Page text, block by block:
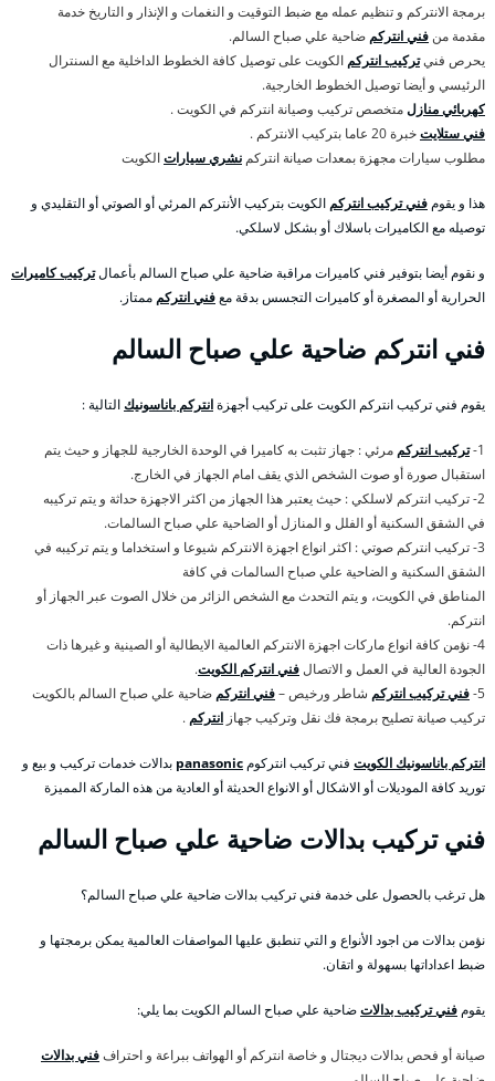
برمجة الانتركم و تنظيم عمله مع ضبط التوقيت و النغمات و الإنذار و التاريخ خدمة
مقدمة من فني انتركم ضاحية علي صباح السالم.
يحرص فنيتركيب انتركم الكويت على توصيل كافة الخطوط الداخلية مع السنترال
الرئيسي و أيضا توصيل الخطوط الخارجية.
كهربائي منازلمتخصص تركيب وصيانة انتركم في الكويت .
فني ستلايتخبرة 20 عاما بتركيب الانتركم .
مطلوب سيارات مجهزة بمعدات صيانة انتركم نشري سياراتالكويت
هذا و يقوم فني تركيب انتركم الكويت بتركيب الأنتركم المرئي أو الصوتي أو التقليدي و
توصيله مع الكاميرات باسلاك أو بشكل لاسلكي.
و نقوم أيضا بتوفير فني كاميرات مراقبة ضاحية علي صباح السالم بأعمالتركيب كاميرات
الحرارية أو المصغرة أو كاميرات التجسس بدقة معفني انتركم ممتاز.
فني انتركم ضاحية علي صباح السالم
يقوم فني تركيب انتركم الكويت على تركيب أجهزةانتركم باناسونيك التالية :
1- تركيب انتركم مرئي : جهاز تثبت به كاميرا في الوحدة الخارجية للجهاز و حيث يتم
استقبال صورة أو صوت الشخص الذي يقف امام الجهاز في الخارج.
2- تركيب انتركم لاسلكي : حيث يعتبر هذا الجهاز من اكثر الاجهزة حداثة و يتم تركيبه
في الشقق السكنية أو الفلل و المنازل أو الضاحية علي صباح السالمات.
3- تركيب انتركم صوتي : اكثر انواع اجهزة الانتركم شيوعا و استخداما و يتم تركيبه في
الشقق السكنية و الضاحية علي صباح السالمات في كافة
المناطق في الكويت، و يتم التحدث مع الشخص الزائر من خلال الصوت عبر الجهاز أو
انتركم.
4- نؤمن كافة انواع ماركات اجهزة الانتركم العالمية الايطالية أو الصينية و غيرها ذات
الجودة العالية في العمل و الاتصالفني انتركم الكويت.
5- فني تركيب انتركم شاطر ورخيص –فني انتركم ضاحية علي صباح السالم بالكويت
تركيب صيانة تصليح برمجة فك نقل وتركيب جهاز انتركم .
انتركم باناسونيك الكويت فني تركيب انتركوم panasonic بدالات خدمات تركيب و بيع و
توريد كافة الموديلات أو الاشكال أو الانواع الحديثة أو العادية من هذه الماركة المميزة
فني تركيب بدالات ضاحية علي صباح السالم
هل ترغب بالحصول على خدمة فني تركيب بدالات ضاحية علي صباح السالم؟
نؤمن بدالات من اجود الأنواع و التي تنطبق عليها المواصفات العالمية يمكن برمجتها و
ضبط اعداداتها بسهولة و اتقان.
يقوم فني تركيب بدالاتضاحية علي صباح السالم الكويت بما يلي:
صيانة أو فحص بدالات ديجتال و خاصة انتركم أو الهواتف ببراعة و احتراففني بدالات